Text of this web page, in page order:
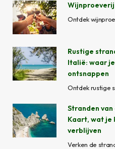
Wijnproeverij
Rustige
Italië: waar
ontsnappen
Stranden
Kaart, wat je
verblijven